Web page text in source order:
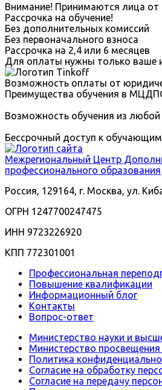
Внимание! Принимаются лица от
Рассрочка на обучение!
Без дополнительных комиссий
Без первоначального взноса
Рассрочка на 2,4 или 6 месяцев
Для оплаты нужны только ваше
Возможность оплаты от
Преимущества обучения в
Возможность обучения из любой
Бессрочный доступ к
Межрегиональный Центр
профессионального образования
Россия, 129164, г. Москва, ул.
ОГРН 1247700247475
ИНН 9723226920
КПП 772301001
Профессиональная
Повышение квалификации
Информационный блог
Контакты
Вопрос-ответ
Министерство науки и
Министерство
Политика
Согласие на обработку
Согласие на передачу